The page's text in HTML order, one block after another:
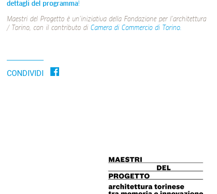
dettagli del programma!
Maestri del Progetto è un’iniziativa della Fondazione per l’architettura
/ Torino, con il contributo di Camera di Commercio di Torino.
CONDIVIDI